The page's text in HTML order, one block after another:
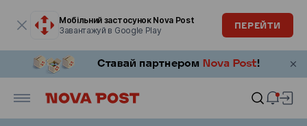
Мобільний застосунок Nova Post
Завантажуй в Google Play
ПЕРЕЙТИ